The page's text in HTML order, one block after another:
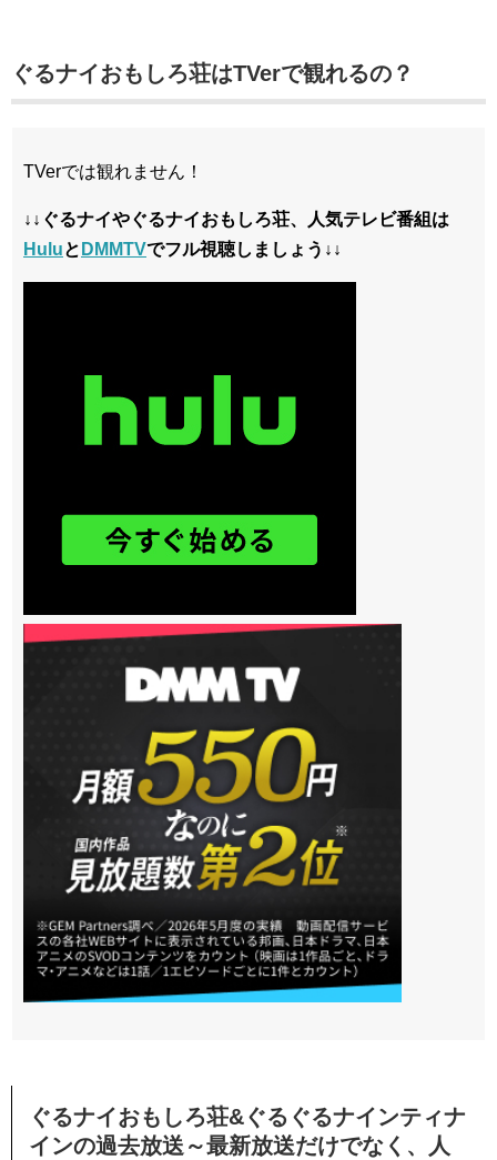
ぐるナイおもしろ荘はTVerで観れるの？
TVerでは観れません！
↓↓ぐるナイやぐるナイおもしろ荘、人気テレビ番組は
Huluと DMMTVでフル視聴しましょう↓↓
ぐるナイおもしろ荘&ぐるぐるナインティナ
インの過去放送～最新放送だけでなく、人